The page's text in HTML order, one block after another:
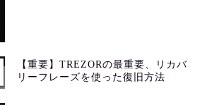
【重要】TREZORの最重要、リカバ
リーフレーズを使った復旧方法